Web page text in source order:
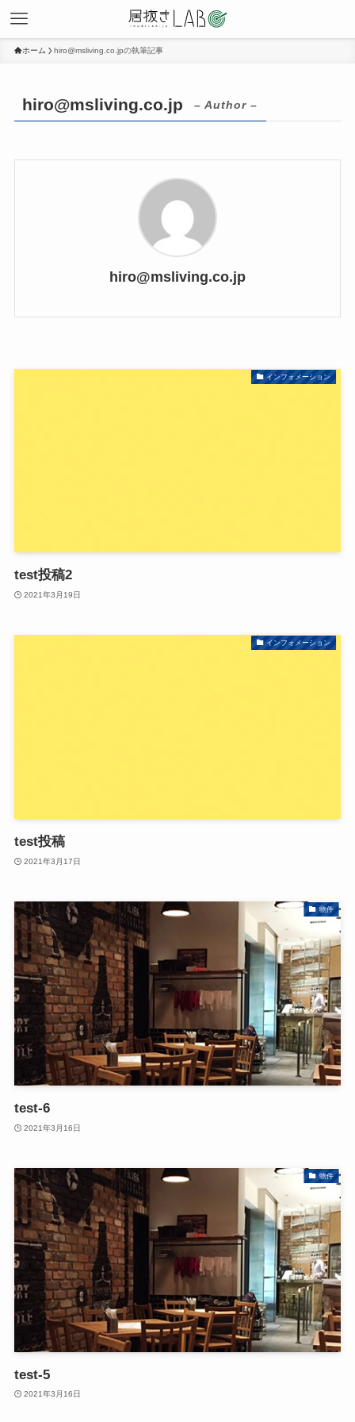
ホーム hiro@msliving.co.jpの執筆記事
hiro@msliving.co.jp – Author –
hiro@msliving.co.jp
インフォメーション
test投稿2
2021年3月19日
インフォメーション
test投稿
2021年3月17日
物件
test-6
2021年3月16日
物件
test-5
2021年3月16日